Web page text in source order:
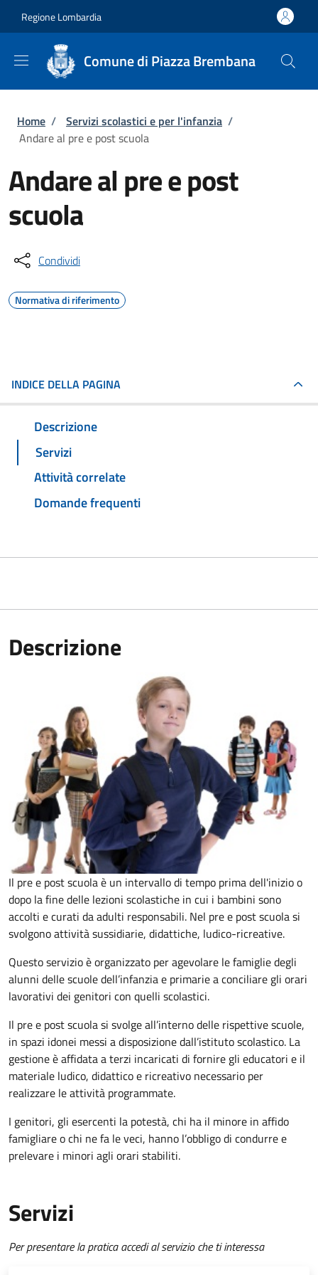
Regione Lombardia
Comune di Piazza Brembana
Briciole di pane
Home / Servizi scolastici e per l'infanzia /
Andare al pre e post scuola
Andare al pre e post
scuola
Condividi
Normativa di riferimento
INDICE DELLA PAGINA
Descrizione
Servizi
Attività correlate
Domande frequenti
Descrizione
Il pre e post scuola è un intervallo di tempo prima dell'inizio o
dopo la fine delle lezioni scolastiche in cui i bambini sono
accolti e curati da adulti responsabili. Nel pre e post scuola si
svolgono attività sussidiarie, didattiche, ludico-ricreative.
Questo servizio è organizzato per agevolare le famiglie degli
alunni delle scuole dell’infanzia e primarie a conciliare gli orari
lavorativi dei genitori con quelli scolastici.
Il pre e post scuola si svolge all’interno delle rispettive scuole,
in spazi idonei messi a disposizione dall’istituto scolastico. La
gestione è affidata a terzi incaricati di fornire gli educatori e il
materiale ludico, didattico e ricreativo necessario per
realizzare le attività programmate.
I genitori, gli esercenti la potestà, chi ha il minore in affido
famigliare o chi ne fa le veci, hanno l’obbligo di condurre e
prelevare i minori agli orari stabiliti.
Servizi
Per presentare la pratica accedi al servizio che ti interessa